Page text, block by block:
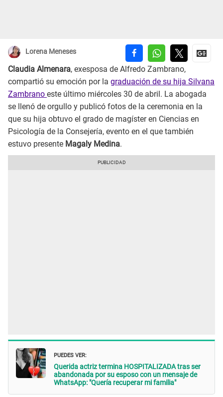
Lorena Meneses
Claudia Almenara, exesposa de Alfredo Zambrano,
compartió su emoción por la graduación de su hija Silvana
Zambrano este último miércoles 30 de abril. La abogada
se llenó de orgullo y publicó fotos de la ceremonia en la
que su hija obtuvo el grado de magíster en Ciencias en
Psicología de la Consejería, evento en el que también
estuvo presente Magaly Medina.
PUEDES VER:
Querida actriz termina HOSPITALIZADA tras ser
abandonada por su esposo con un mensaje de
WhatsApp: "Quería recuperar mi familia"